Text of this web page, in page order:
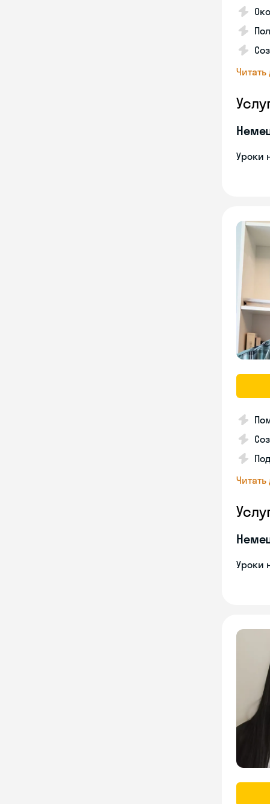
Уроки
Уроки